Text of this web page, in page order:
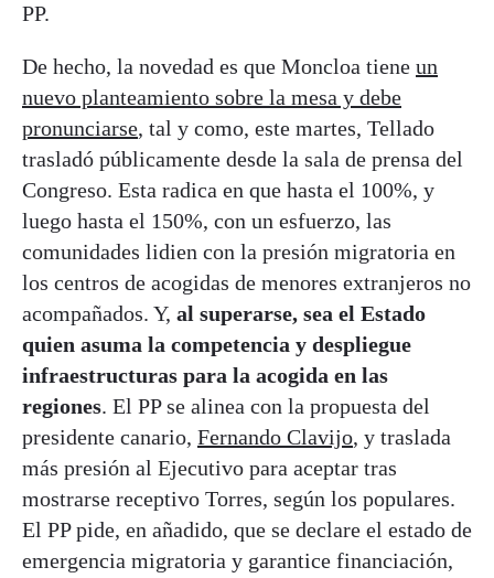
PP.
De hecho, la novedad es que Moncloa tiene un
nuevo planteamiento sobre la mesa y debe
pronunciarse, tal y como, este martes, Tellado
trasladó públicamente desde la sala de prensa del
Congreso. Esta radica en que hasta el 100%, y
luego hasta el 150%, con un esfuerzo, las
comunidades lidien con la presión migratoria en
los centros de acogidas de menores extranjeros no
acompañados. Y, al superarse, sea el Estado
quien asuma la competencia y despliegue
infraestructuras para la acogida en las
regiones. El PP se alinea con la propuesta del
presidente canario, Fernando Clavijo, y traslada
más presión al Ejecutivo para aceptar tras
mostrarse receptivo Torres, según los populares.
El PP pide, en añadido, que se declare el estado de
emergencia migratoria y garantice financiación,